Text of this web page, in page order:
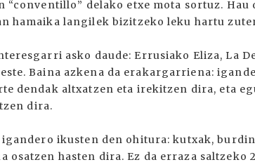
delako etxe mota sortuz. Hau
hamaika langilek bizitzeko leku hartu
asko daude: Errusiako Eliza, La
Baina azkena da erakargarriena:
dendak altxatzen eta irekitzen dira, eta
dira.
ikusten den ohitura: kutxak,
osatzen hasten dira. Ez da erraza saltzeko